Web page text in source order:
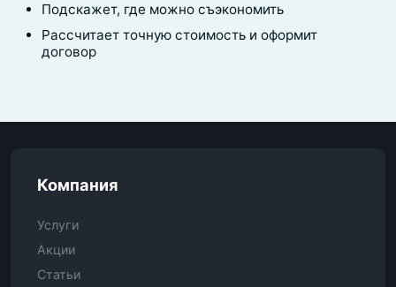
Подскажет, где можно съэкономить
Рассчитает точную стоимость и оформит
договор
Компания
Услуги
Акции
Статьи